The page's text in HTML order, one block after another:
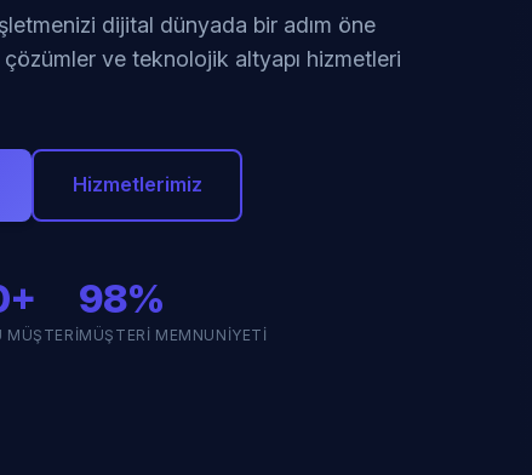
dijital dünyada bir adım öne
ve teknolojik altyapı hizmetleri
Hizmetlerimiz
MÜŞTERI
98%
MÜŞTERI MEMNUNIYETI